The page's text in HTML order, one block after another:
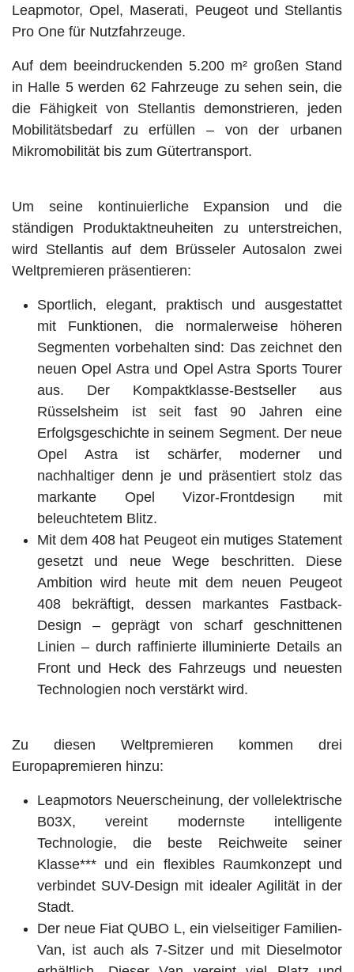
Leapmotor, Opel, Maserati, Peugeot und Stellantis
Pro One für Nutzfahrzeuge.
Auf dem beeindruckenden 5.200 m² großen Stand
in Halle 5 werden 62 Fahrzeuge zu sehen sein, die
die Fähigkeit von Stellantis demonstrieren, jeden
Mobilitätsbedarf zu erfüllen – von der urbanen
Mikromobilität bis zum Gütertransport.
Um seine kontinuierliche Expansion und die
ständigen Produktaktneuheiten zu unterstreichen,
wird Stellantis auf dem Brüsseler Autosalon zwei
Weltpremieren präsentieren:
Sportlich, elegant, praktisch und ausgestattet
mit Funktionen, die normalerweise höheren
Segmenten vorbehalten sind: Das zeichnet den
neuen Opel Astra und Opel Astra Sports Tourer
aus. Der Kompaktklasse-Bestseller aus
Rüsselsheim ist seit fast 90 Jahren eine
Erfolgsgeschichte in seinem Segment. Der neue
Opel Astra ist schärfer, moderner und
nachhaltiger denn je und präsentiert stolz das
markante Opel Vizor-Frontdesign mit
beleuchtetem Blitz.
Mit dem 408 hat Peugeot ein mutiges Statement
gesetzt und neue Wege beschritten. Diese
Ambition wird heute mit dem neuen Peugeot
408 bekräftigt, dessen markantes Fastback-
Design – geprägt von scharf geschnittenen
Linien – durch raffinierte illuminierte Details an
Front und Heck des Fahrzeugs und neuesten
Technologien noch verstärkt wird.
Zu diesen Weltpremieren kommen drei
Europapremieren hinzu:
Leapmotors Neuerscheinung, der vollelektrische
B03X, vereint modernste intelligente
Technologie, die beste Reichweite seiner
Klasse*** und ein flexibles Raumkonzept und
verbindet SUV-Design mit idealer Agilität in der
Stadt.
Der neue Fiat QUBO L, ein vielseitiger Familien-
Van, ist auch als 7-Sitzer und mit Dieselmotor